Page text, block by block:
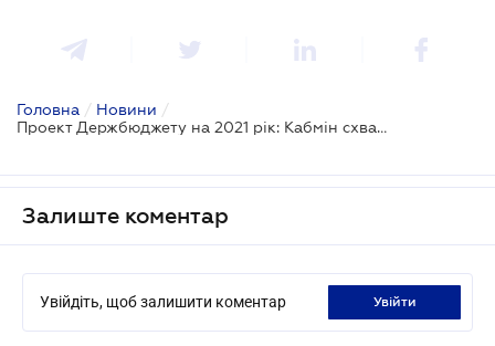
Головна / Новини /
Проект Держбюджету на 2021 рік: Кабмін схвалив та направив до Парламенту
Залиште коментар
Увійдіть, щоб залишити коментар увійти